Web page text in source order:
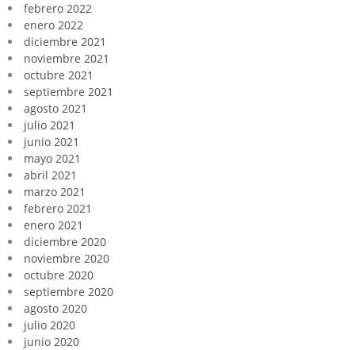
febrero 2022
enero 2022
diciembre 2021
noviembre 2021
octubre 2021
septiembre 2021
agosto 2021
julio 2021
junio 2021
mayo 2021
abril 2021
marzo 2021
febrero 2021
enero 2021
diciembre 2020
noviembre 2020
octubre 2020
septiembre 2020
agosto 2020
julio 2020
junio 2020